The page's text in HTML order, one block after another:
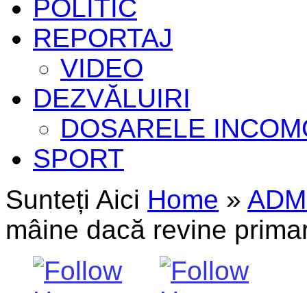
POLITIC
REPORTAJ
VIDEO
DEZVĂLUIRI
DOSARELE
SPORT
Sunteți Aici Home »
mâine dacă revine